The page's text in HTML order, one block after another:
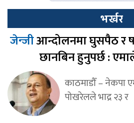
भर्खर
जेन्जीआन्दोलनमा घुसपैठ र
छानबिन हुनुपर्छ :
काठमाडौँ – नेकपा
पोखरेलले भाद्र २३ र